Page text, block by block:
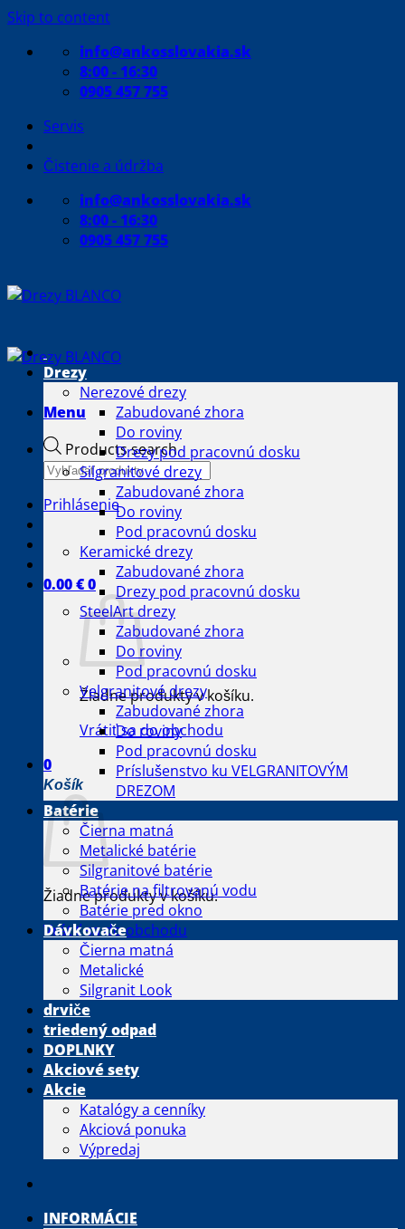
Skip to content
info@ankosslovakia.sk
8:00 - 16:30
0905 457 755
Servis
Čistenie a údržba
info@ankosslovakia.sk
8:00 - 16:30
0905 457 755
Menu
Products search
Prihlásenie
0.00€0
Žiadne produkty v košíku.
Vrátiť sa do obchodu
0
Košík
Žiadne produkty v košíku.
Vrátiť sa do obchodu
Drezy
Nerezové drezy
Zabudované zhora
Do roviny
Drezy pod pracovnú dosku
Silgranitové drezy
Zabudované zhora
Do roviny
Pod pracovnú dosku
Keramické drezy
Zabudované zhora
Drezy pod pracovnú dosku
SteelArt drezy
Zabudované zhora
Do roviny
Pod pracovnú dosku
Velgranitové drezy
Zabudované zhora
Do roviny
Pod pracovnú dosku
Príslušenstvo ku VELGRANITOVÝM
DREZOM
Batérie
Čierna matná
Metalické batérie
Silgranitové batérie
Batérie na filtrovanú vodu
Batérie pred okno
Dávkovače
Čierna matná
Metalické
Silgranit Look
drviče
triedený odpad
DOPLNKY
Akciové sety
Akcie
Katalógy a cenníky
Akciová ponuka
Výpredaj
INFORMÁCIE